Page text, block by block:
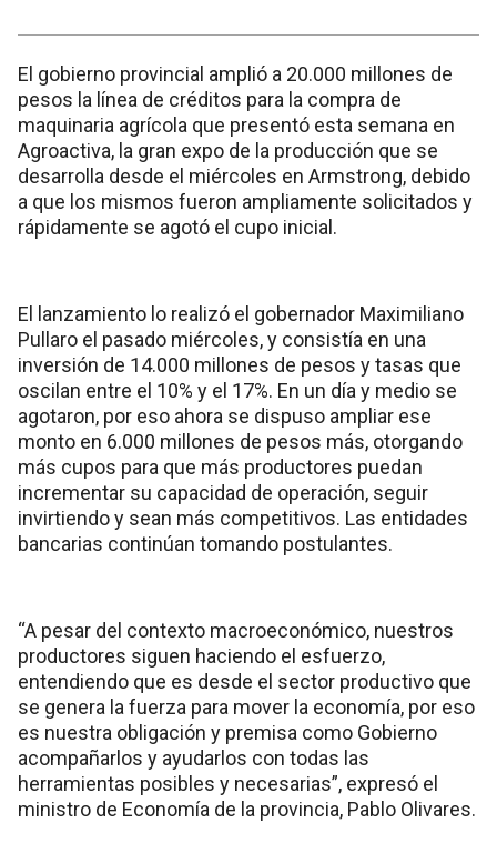
El gobierno provincial amplió a 20.000 millones de
pesos la línea de créditos para la compra de
maquinaria agrícola que presentó esta semana en
Agroactiva, la gran expo de la producción que se
desarrolla desde el miércoles en Armstrong, debido
a que los mismos fueron ampliamente solicitados y
rápidamente se agotó el cupo inicial.
El lanzamiento lo realizó el gobernador Maximiliano
Pullaro el pasado miércoles, y consistía en una
inversión de 14.000 millones de pesos y tasas que
oscilan entre el 10% y el 17%. En un día y medio se
agotaron, por eso ahora se dispuso ampliar ese
monto en 6.000 millones de pesos más, otorgando
más cupos para que más productores puedan
incrementar su capacidad de operación, seguir
invirtiendo y sean más competitivos. Las entidades
bancarias continúan tomando postulantes.
“A pesar del contexto macroeconómico, nuestros
productores siguen haciendo el esfuerzo,
entendiendo que es desde el sector productivo que
se genera la fuerza para mover la economía, por eso
es nuestra obligación y premisa como Gobierno
acompañarlos y ayudarlos con todas las
herramientas posibles y necesarias”, expresó el
ministro de Economía de la provincia, Pablo Olivares.